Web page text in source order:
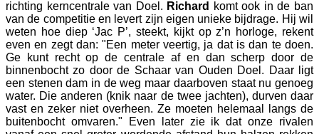
richting kerncentrale van Doel. Richard
komt ook in de ban
van de competitie en levert zijn eigen unieke bijdrage. Hij wil
weten hoe diep ‘Jac P’, steekt, kijkt op z’n horloge, rekent
even en zegt dan: "Een meter veertig, ja dat is dan te doen.
Ge kunt recht op de centrale af en dan scherp door de
binnenbocht zo door de Schaar van Ouden Doel. Daar ligt
een stenen dam in de weg maar daarboven staat nu genoeg
water. Die anderen (knik naar de twee jachten), durven daar
vast en zeker niet overheen. Ze moeten helemaal langs de
buitenbocht omvaren." Even later zie ik dat onze rivalen